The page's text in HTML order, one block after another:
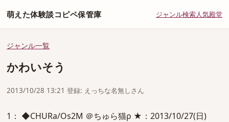
萌えた体験談コピペ保管庫 ジャンル検索人気殿堂
ジャンル一覧
かわいそう
2013/10/28 13:21 登録: えっちな名無しさん
1： ◆CHURa/Os2M ＠ちゅら猫ρ ★：2013/10/27(日)